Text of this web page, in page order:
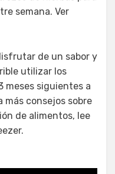
semana. Ver
de un sabor y
utilizar los
meses siguientes a
más consejos sobre
de alimentos, lee